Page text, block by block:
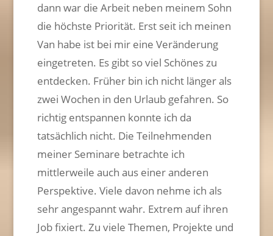
dann war die Arbeit neben meinem Sohn
die höchste Priorität. Erst seit ich meinen
Van habe ist bei mir eine Veränderung
eingetreten. Es gibt so viel Schönes zu
entdecken. Früher bin ich nicht länger als
zwei Wochen in den Urlaub gefahren. So
richtig entspannen konnte ich da
tatsächlich nicht. Die Teilnehmenden
meiner Seminare betrachte ich
mittlerweile auch aus einer anderen
Perspektive. Viele davon nehme ich als
sehr angespannt wahr. Extrem auf ihren
Job fixiert. Zu viele Themen, Projekte und